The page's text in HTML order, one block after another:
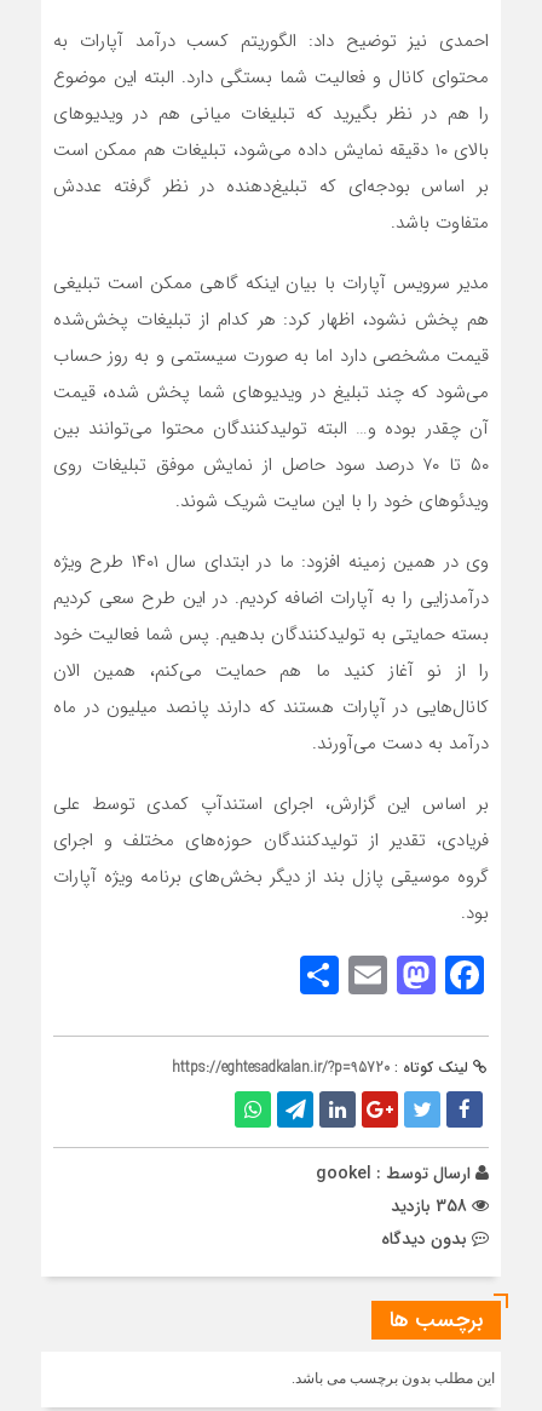
احمدی نیز توضیح داد: الگوریتم کسب درآمد آپارات به
محتوای کانال و فعالیت شما بستگی دارد. البته این موضوع
را هم در نظر بگیرید که تبلیغات میانی هم در ویدیوهای
بالای ۱۰ دقیقه نمایش داده می‌شود، تبلیغات هم ممکن است
بر اساس بودجه‌ای که تبلیغ‌دهنده در نظر گرفته عددش
متفاوت باشد.
مدیر سرویس آپارات با بیان اینکه گاهی ممکن است تبلیغی
هم پخش نشود، اظهار کرد: هر کدام از تبلیغات پخش‌شده
قیمت مشخصی دارد اما به صورت سیستمی و به روز حساب
می‌شود که چند تبلیغ در ویدیوهای شما پخش شده، قیمت
آن چقدر بوده و… البته تولیدکنندگان محتوا می‌توانند بین
۵۰ تا ۷۰ درصد سود حاصل از نمایش موفق تبلیغات روی
ویدئوهای خود را با این سایت شریک شوند.
وی در همین زمینه افزود: ما در ابتدای سال ۱۴۰۱ طرح ویژه
درآمدزایی را به آپارات اضافه کردیم. در این طرح سعی کردیم
بسته حمایتی به تولیدکنندگان بدهیم. پس شما فعالیت خود
را از نو آغاز کنید ما هم حمایت می‌کنم، همین الان
کانال‌هایی در آپارات هستند که دارند پانصد میلیون در ماه
درآمد به دست می‌آورند.
بر اساس این گزارش، اجرای استندآپ کمدی توسط علی
فریادی، تقدیر از تولیدکنندگان حوزه‌های مختلف و اجرای
گروه موسیقی پازل بند از دیگر بخش‌های برنامه ویژه آپارات
بود.
Facebook
Mastodon
Email
لینک کوتاه : https://eghtesadkalan.ir/?p=95720
ارسال توسط : gookel
بدون دیدگاه
برچسب ها
این مطلب بدون برچسب می باشد.